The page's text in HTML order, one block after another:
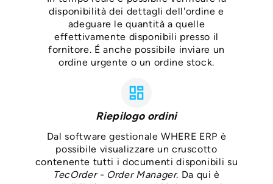
disponibilità dei dettagli dell'ordine e
adeguare le quantità a quelle
effettivamente disponibili presso il
fornitore. É anche possibile inviare un
ordine urgente o un ordine stock.
dashboard
Riepilogo ordini
Dal software gestionale WHERE ERP è
possibile visualizzare un cruscotto
contenente tutti i documenti disponibili su
TecOrder - Order Manager. Da qui è